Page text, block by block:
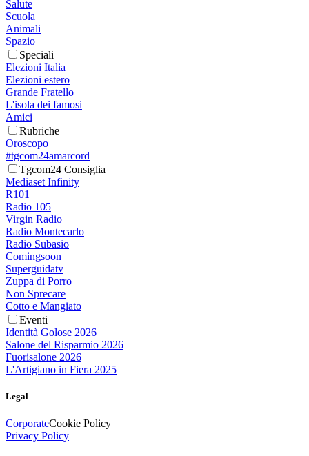
Salute
Scuola
Animali
Spazio
Speciali
Elezioni Italia
Elezioni estero
Grande Fratello
L'isola dei famosi
Amici
Rubriche
Oroscopo
#tgcom24amarcord
Tgcom24 Consiglia
Mediaset Infinity
R101
Radio 105
Virgin Radio
Radio Montecarlo
Radio Subasio
Comingsoon
Superguidatv
Zuppa di Porro
Non Sprecare
Cotto e Mangiato
Eventi
Identità Golose 2026
Salone del Risparmio 2026
Fuorisalone 2026
L'Artigiano in Fiera 2025
Legal
CorporateCookie Policy
Privacy Policy